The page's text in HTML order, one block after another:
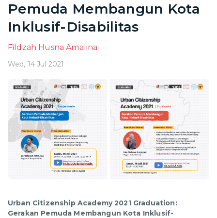
Pemuda Membangun Kota
Inklusif-Disabilitas
Fildzah Husna Amalina
Wed, 14 Jul 2021
Urban Citizenship Academy 2021 Graduation:
Gerakan Pemuda Membangun Kota Inklusif-